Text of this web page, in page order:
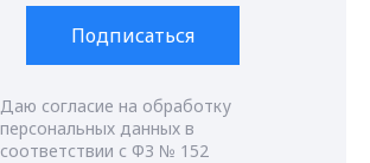
Подписаться
Даю согласие на обработку
персональных данных в
соответствии с ФЗ № 152